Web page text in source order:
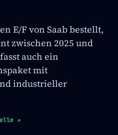
E/F von Saab bestellt,
zwischen 2025 und
auch ein
mit
industrieller
↗